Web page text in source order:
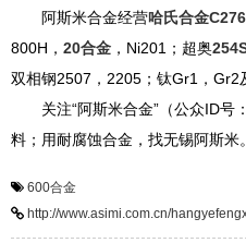
阿斯米合金经营哈氏合金C276
800H， 20合金 ，Ni201；超奥
双相钢2507，2205；钛Gr1，Gr2
关注“阿斯米合金”（公众ID
料；用耐腐蚀合金，找无锡阿斯米。
600合金
http://www.asimi.com.cn/